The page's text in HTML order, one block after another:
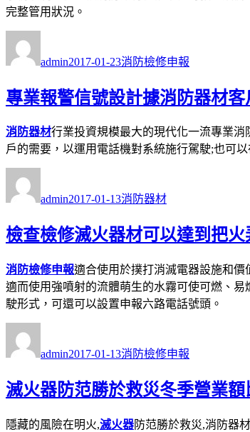
完整管用狀況。
者
admin佈
期:
2017-01-23類
消防檢修申報
專業報警信號設計據消防器材客
消防器材行業投資規模最大的現代化一流專業
戶的需要，以運用電話機對系統施行駕駛;也可
者
admin佈
期:
2017-01-13類
消防器材
檢查檢修滅火器材可以達到把
消防檢修申報適合使用於撲打消滅電器設施和
適而使用強噴射的流體萌生的水霧可使可燃、
駛形式，可還可以設置申報六路電話號頭。
者
admin佈
期:
2017-01-13類
消防檢修申報
滅火器防范勝於救災冬季營業
隱藏的風險在明火,滅火器防范勝於救災,消防器